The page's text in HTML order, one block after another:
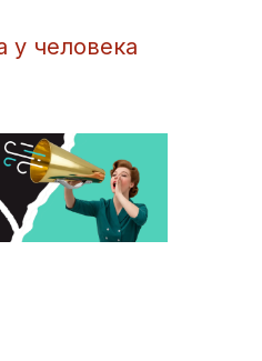
у человека